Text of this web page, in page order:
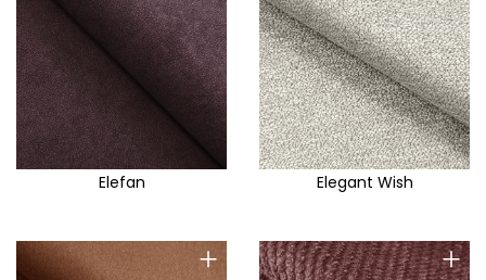
Elefan Elegant Wish
+ +